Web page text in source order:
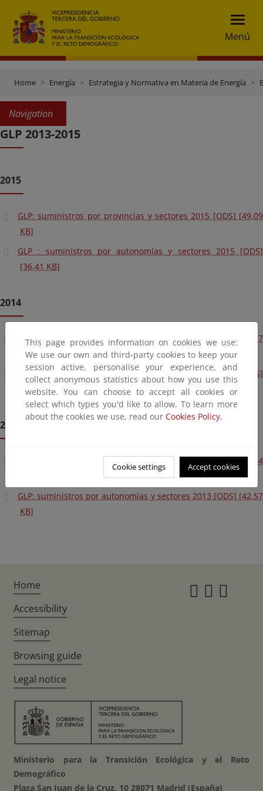
Menú
Home Energía Estrategia y Normativa en Materia de Energía
Navigation
GLP 2013-2015
2015
GLP: suministros por provincias y sectores 2015 [ODS] [49,09
KB]
GLP : suministros por autonomías y sectores 2015 [ODS]
[36,41 KB]
2014
GLP : suministros por provincias y sectores 2014 [ODS] [54,17
KB]
GLP : suministros por autonomías y sectores 2014 [ODS]
[42,73 KB]
2013
GLP: suministros por provincias y sectores 2013 [ODS] [53,24
GLP: suministros por autonomías y sectores 2013 [ODS] [42,57
KB]
This page provides information on cookies we use:
We use our own and third-party cookies to keep your
session active, personalise your experience, and
collect anonymous statistics about how you use this
website. You can choose to accept all cookies or
select which types you'd like to allow. To learn more
about the cookies we use, read our Cookies Policy.
Cookie settings Accept cookies
Home
Accessibility
Sitemap
Browsing guide
Legal notice
Ministerio para la Transición Ecológica y el Reto
Demográfico
Plaza San Juan de la Cruz, 10 28071 Madrid (España)